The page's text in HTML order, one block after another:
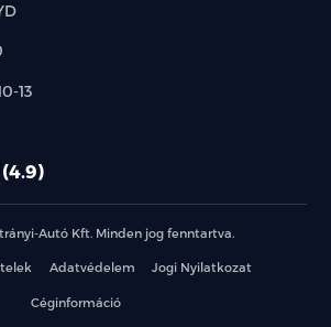
szervizkönyv
13
4.9
Autó Kft. Minden jog fenntartva.
Adatvédelem Jogi Nyilatkozat
Céginformáció